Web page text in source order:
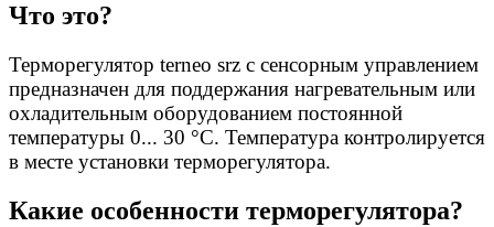
Что это?
Терморегулятор terneo srz с сенсорным управлением
предназначен для поддержания нагревательным или
охладительным оборудованием постоянной
температуры 0... 30 °С. Температура контролируется
в месте установки терморегулятора.
Какие особенности терморегулятора?